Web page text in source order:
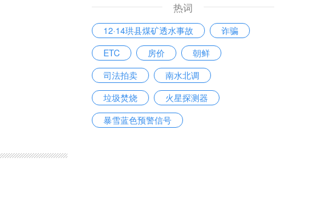
热词
12·14珙县煤矿透水事故
诈骗
ETC
房价
朝鲜
司法拍卖
南水北调
垃圾焚烧
火星探测器
暴雪蓝色预警信号